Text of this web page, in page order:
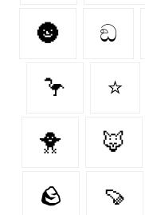
🌚 ඞ
🦩 ⭐
🐥 🦊
🪨 🍠